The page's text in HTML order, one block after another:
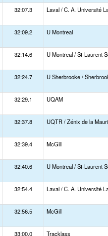
32:07.3 Laval / C. A. Université
32:09.2 U Montreal
32:14.6 U Montreal / St-Laurent
32:24.7 U Sherbrooke /
32:29.1 UQAM
32:37.8 UQTR / Zénix de la
32:39.4 McGill
32:40.6 U Montreal / St-Laurent
32:54.4 Laval / C. A. Université
32:56.5 McGill
33:00.0 Tracklass